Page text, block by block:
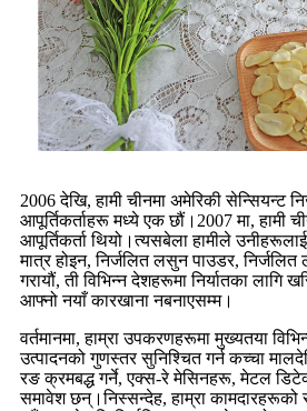
2006 देखि, हामी चीनमा अमेरिकी सेन्सियन्ट
आपूर्तिकर्ताहरू मध्ये एक छौं।2007 मा, हामी
आपूर्तिकर्ता थियो।त्यसबेला हामीले
मात्र होइन, निर्जलित लसुन पाउडर,
गरायौं, ती विभिन्न देशहरूमा निर्यातका लागि
आफ्नो नयाँ कारखाना नबनाएसम्म।
वर्तमानमा, हाम्रा उपकरणहरूमा मुख्यतया
उत्पादनको गुणस्तर सुनिश्चित गर्न कच्चा
रङ क्रमबद्ध गर्ने, एक्स-रे मेसिनहरू, मेटल
समावेश छन्।निस्सन्देह, हाम्रा कामदारहरूको